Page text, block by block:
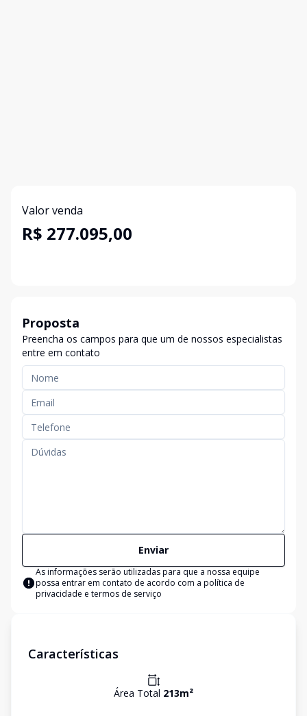
Valor venda
R$ 277.095,00
Proposta
Preencha os campos para que um de nossos especialistas
entre em contato
Enviar
As informações serão utilizadas para que a nossa equipe
possa entrar em contato de acordo com a política de
privacidade e termos de serviço
Características
Área Total 213m²